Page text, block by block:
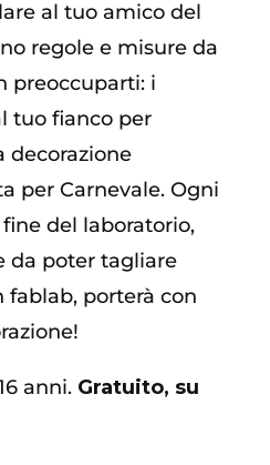
al tuo amico del
regole e misure da
preoccuparti: i
tuo fianco per
decorazione
per Carnevale. Ogni
del laboratorio,
da poter tagliare
porterà con
anni. Gratuito, su